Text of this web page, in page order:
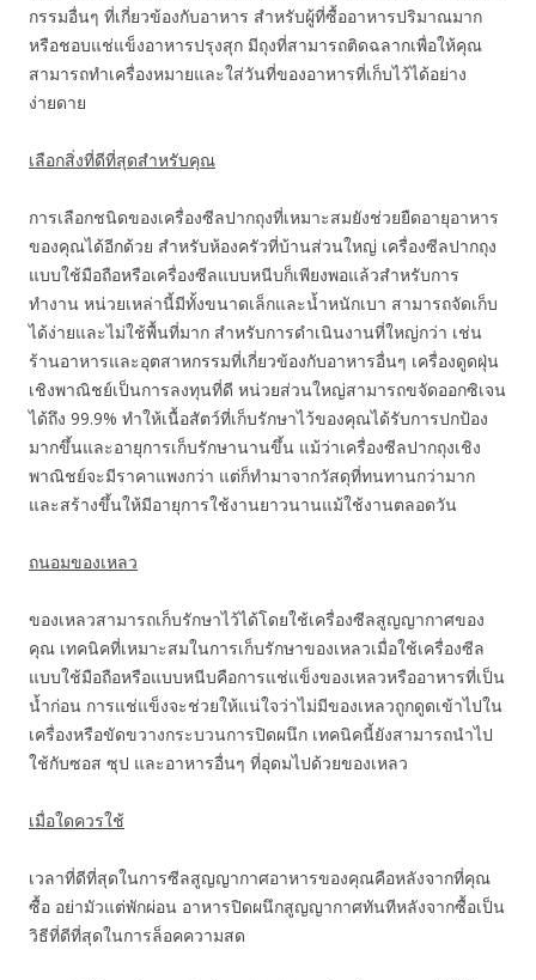
กรรมอื่นๆ ที่เกี่ยวข้องกับอาหาร สำหรับผู้ที่ซื้ออาหารปริมาณมาก
หรือชอบแช่แข็งอาหารปรุงสุก มีถุงที่สามารถติดฉลากเพื่อให้คุณ
สามารถทำเครื่องหมายและใส่วันที่ของอาหารที่เก็บไว้ได้อย่าง
ง่ายดาย
เลือกสิ่งที่ดีที่สุดสำหรับคุณ
การเลือกชนิดของเครื่องซีลปากถุงที่เหมาะสมยังช่วยยืดอายุอาหาร
ของคุณได้อีกด้วย สำหรับห้องครัวที่บ้านส่วนใหญ่ เครื่องซีลปากถุง
แบบใช้มือถือหรือเครื่องซีลแบบหนีบก็เพียงพอแล้วสำหรับการ
ทำงาน หน่วยเหล่านี้มีทั้งขนาดเล็กและน้ำหนักเบา สามารถจัดเก็บ
ได้ง่ายและไม่ใช้พื้นที่มาก สำหรับการดำเนินงานที่ใหญ่กว่า เช่น
ร้านอาหารและอุตสาหกรรมที่เกี่ยวข้องกับอาหารอื่นๆ เครื่องดูดฝุ่น
เชิงพาณิชย์เป็นการลงทุนที่ดี หน่วยส่วนใหญ่สามารถขจัดออกซิเจน
ได้ถึง 99.9% ทำให้เนื้อสัตว์ที่เก็บรักษาไว้ของคุณได้รับการปกป้อง
มากขึ้นและอายุการเก็บรักษานานขึ้น แม้ว่าเครื่องซีลปากถุงเชิง
พาณิชย์จะมีราคาแพงกว่า แต่ก็ทำมาจากวัสดุที่ทนทานกว่ามาก
และสร้างขึ้นให้มีอายุการใช้งานยาวนานแม้ใช้งานตลอดวัน
ถนอมของเหลว
ของเหลวสามารถเก็บรักษาไว้ได้โดยใช้เครื่องซีลสูญญากาศของ
คุณ เทคนิคที่เหมาะสมในการเก็บรักษาของเหลวเมื่อใช้เครื่องซีล
แบบใช้มือถือหรือแบบหนีบคือการแช่แข็งของเหลวหรืออาหารที่เป็น
น้ำก่อน การแช่แข็งจะช่วยให้แน่ใจว่าไม่มีของเหลวถูกดูดเข้าไปใน
เครื่องหรือขัดขวางกระบวนการปิดผนึก เทคนิคนี้ยังสามารถนำไป
ใช้กับซอส ซุป และอาหารอื่นๆ ที่อุดมไปด้วยของเหลว
เมื่อใดควรใช้
เวลาที่ดีที่สุดในการซีลสูญญากาศอาหารของคุณคือหลังจากที่คุณ
ซื้อ อย่ามัวแต่พักผ่อน อาหารปิดผนึกสูญญากาศทันทีหลังจากซื้อเป็น
วิธีที่ดีที่สุดในการล็อคความสด